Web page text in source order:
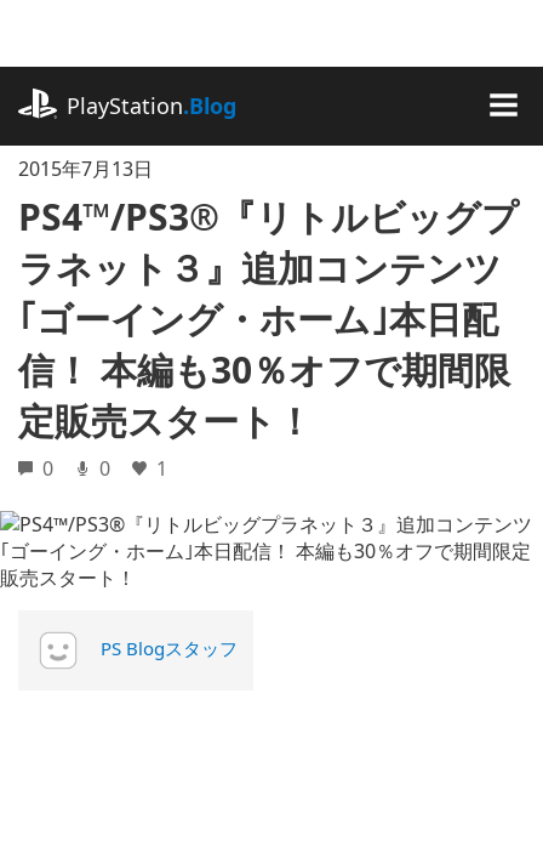
に
キ
ッ
プ
PlayStation.Blog
2015年7月13日
PS4™/PS3®『リトルビッグプ
ラネット３』追加コンテンツ
｢ゴーイング・ホーム｣本日配
信！ 本編も30％オフで期間限
定販売スタート！
0 0 1
PS Blogスタッフ